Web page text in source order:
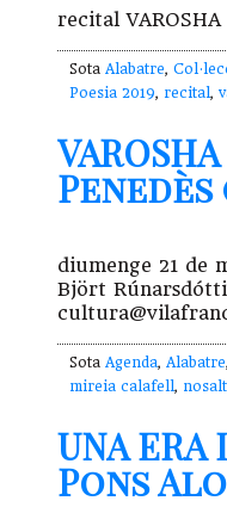
recital
Sota Alabatre,
Poesia 2019, recital,
Penedès
diumenge 21 de
Björt
Sota Agenda, Alabatre,
mireia calafell,
UNA ERA
Pons